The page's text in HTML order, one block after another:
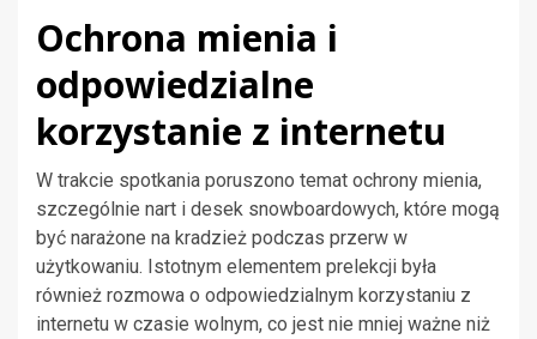
Ochrona mienia i
odpowiedzialne
korzystanie z internetu
W trakcie spotkania poruszono temat ochrony mienia,
szczególnie nart i desek snowboardowych, które mogą
być narażone na kradzież podczas przerw w
użytkowaniu. Istotnym elementem prelekcji była
również rozmowa o odpowiedzialnym korzystaniu z
internetu w czasie wolnym, co jest nie mniej ważne niż